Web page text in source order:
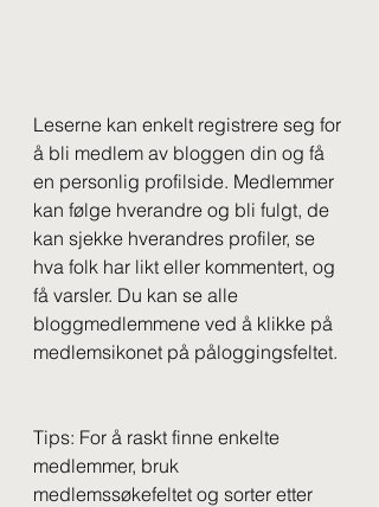
Leserne kan enkelt registrere seg for
å bli medlem av bloggen din og få
en personlig profilside. Medlemmer
kan følge hverandre og bli fulgt, de
kan sjekke hverandres profiler, se
hva folk har likt eller kommentert, og
få varsler. Du kan se alle
bloggmedlemmene ved å klikke på
medlemsikonet på påloggingsfeltet.
Tips: For å raskt finne enkelte
medlemmer, bruk
medlemssøkefeltet og sorter etter